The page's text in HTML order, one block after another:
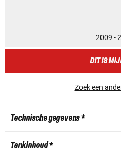
2009 -
DIT IS
Zoek een
Technische gegevens *
Tankinhoud *